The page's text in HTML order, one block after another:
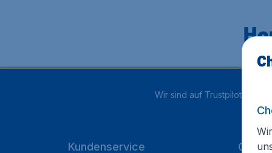
Wir sind auf Trustpilot mit
Kundenservice